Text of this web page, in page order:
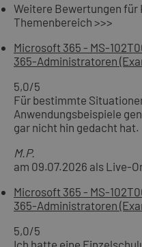
Weitere Bewertungen für
Themenbereich >>>
Microsoft 365 - MS-
365-Administratoren
5,0/5
Für bestimmte
Anwendungsbeispiele
gar nicht hin gedacht hat.
M.P.
am 09.07.2026 als Live-
Microsoft 365 - MS-
365-Administratoren
5,0/5